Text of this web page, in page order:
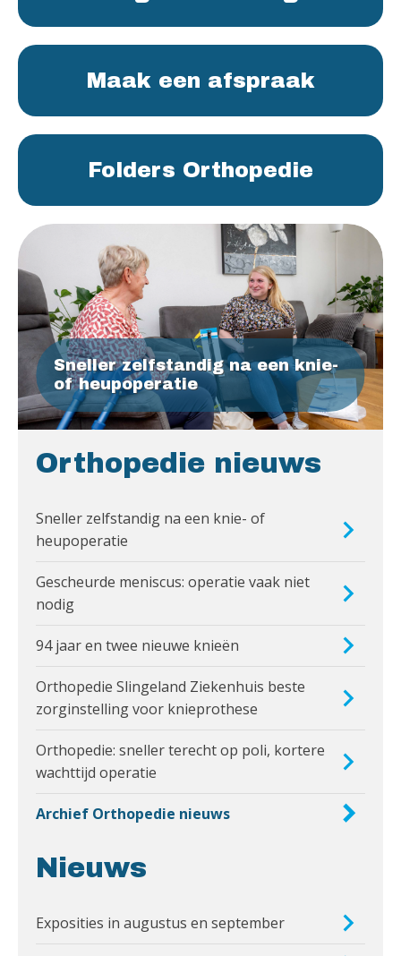
Maak een afspraak
Folders Orthopedie
Sneller zelfstandig na een knie-
of heupoperatie
Orthopedie nieuws
Sneller zelfstandig na een knie- of
heupoperatie
Gescheurde meniscus: operatie vaak niet
nodig
94 jaar en twee nieuwe knieën
Orthopedie Slingeland Ziekenhuis beste
zorginstelling voor knieprothese
Orthopedie: sneller terecht op poli, kortere
wachttijd operatie
Archief Orthopedie nieuws
Nieuws
Exposities in augustus en september